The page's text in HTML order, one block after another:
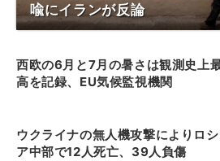
喩にイランが反論
西欧の6月と7月の暑さは観測史上
高を記録、EU気候監視機関
ウクライナの無人機攻撃によりロシ
ア中部で12人死亡、39人負傷